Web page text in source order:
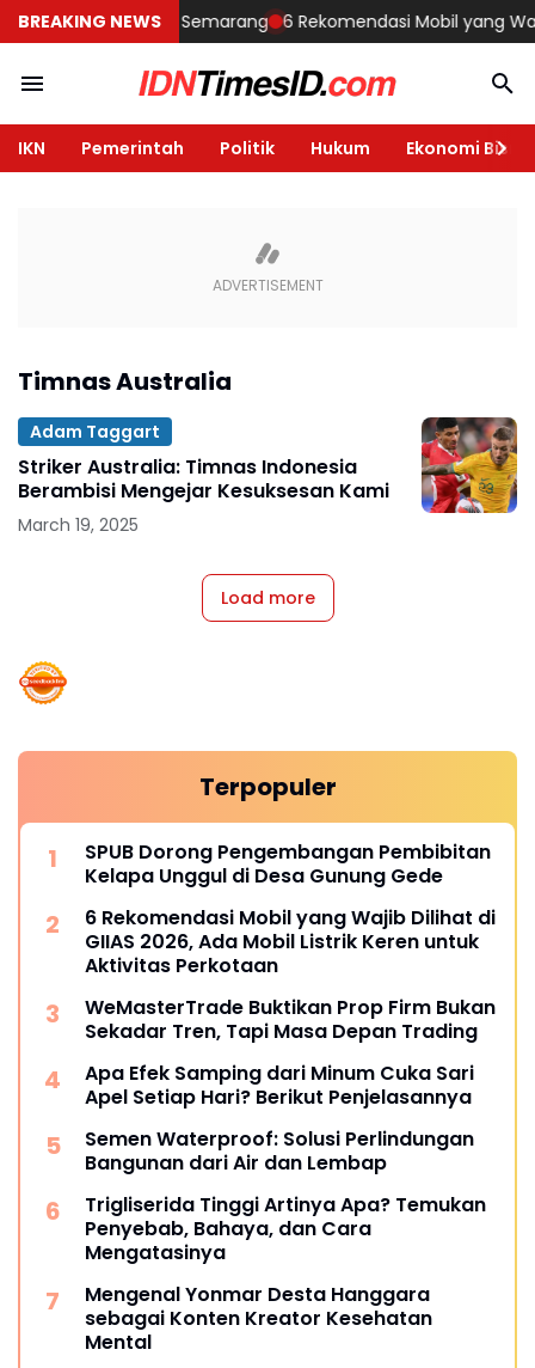
BREAKING NEWS
Rumah di Semarang 6 Rekomendasi Mobil yang
IKN Pemerintah Politik Hukum Ekonomi Bisnis
Timnas Australia
Adam Taggart
Striker Australia: Timnas Indonesia
Berambisi Mengejar Kesuksesan Kami
March 19, 2025
Load more
Terpopuler
SPUB Dorong Pengembangan Pembibitan
Kelapa Unggul di Desa Gunung Gede
6 Rekomendasi Mobil yang Wajib Dilihat di
GIIAS 2026, Ada Mobil Listrik Keren untuk
Aktivitas Perkotaan
WeMasterTrade Buktikan Prop Firm Bukan
Sekadar Tren, Tapi Masa Depan Trading
Apa Efek Samping dari Minum Cuka Sari
Apel Setiap Hari? Berikut Penjelasannya
Semen Waterproof: Solusi Perlindungan
Bangunan dari Air dan Lembap
Trigliserida Tinggi Artinya Apa? Temukan
Penyebab, Bahaya, dan Cara
Mengatasinya
Mengenal Yonmar Desta Hanggara
sebagai Konten Kreator Kesehatan
Mental